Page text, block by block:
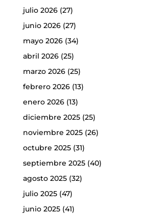
julio 2026(27)
junio 2026(27)
mayo 2026(34)
abril 2026(25)
marzo 2026(25)
febrero 2026(13)
enero 2026(13)
diciembre 2025(25)
noviembre 2025(26)
octubre 2025(31)
septiembre 2025(40)
agosto 2025(32)
julio 2025(47)
junio 2025(41)